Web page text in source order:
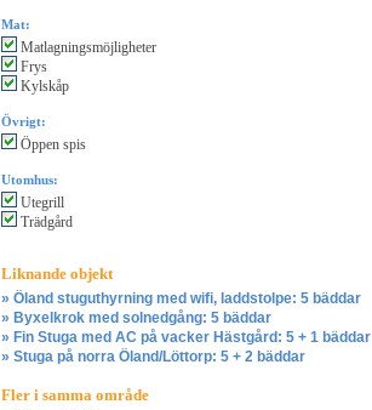
Mat:
Matlagningsmöjligheter
Frys
Kylskåp
Övrigt:
Öppen spis
Utomhus:
Utegrill
Trädgård
Liknande objekt
» Öland stuguthyrning med wifi, laddstolpe: 5 bäddar
» Byxelkrok med solnedgång: 5 bäddar
» Fin Stuga med AC på vacker Hästgård: 5 + 1 bäddar
» Stuga på norra Öland/Löttorp: 5 + 2 bäddar
Fler i samma område